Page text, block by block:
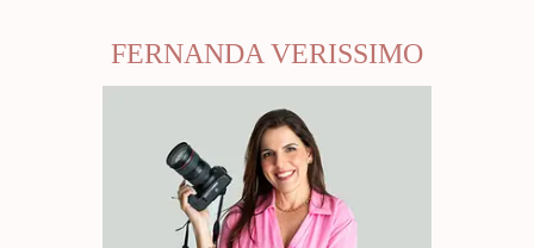
FERNANDA VERISSIMO